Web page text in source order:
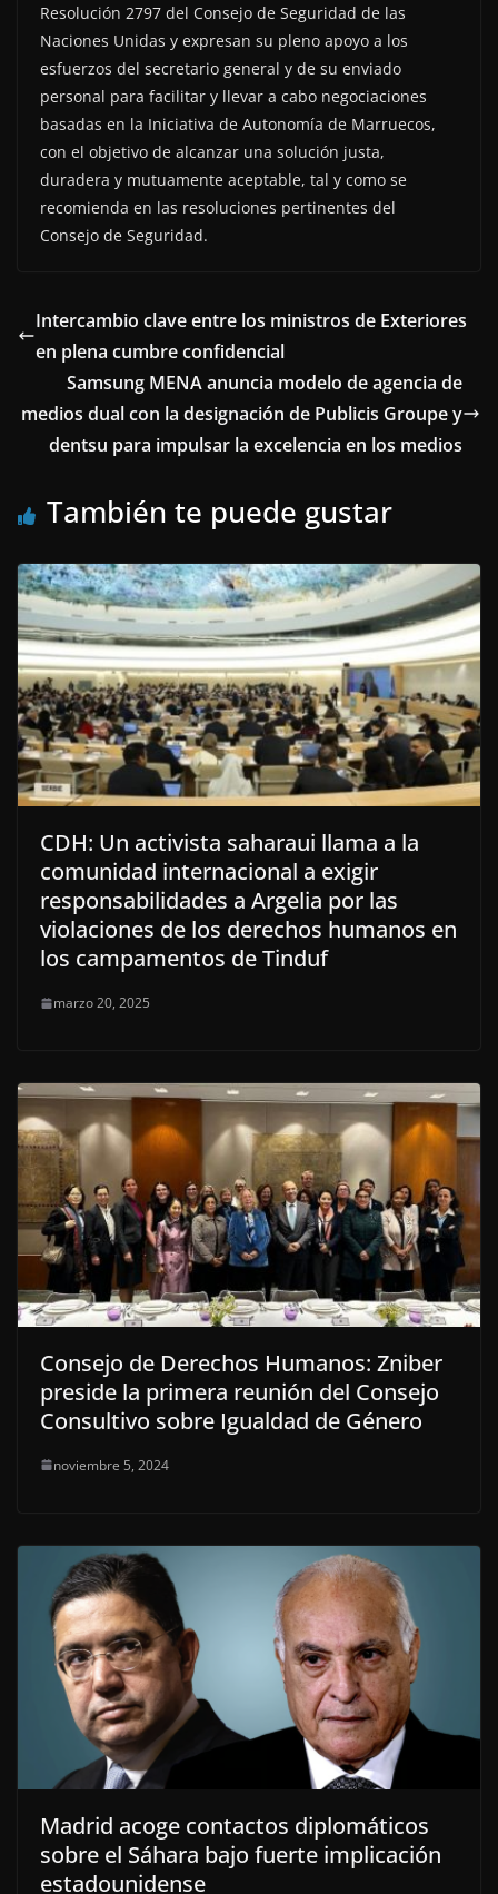
Resolución 2797 del Consejo de Seguridad de las
Naciones Unidas y expresan su pleno apoyo a los
esfuerzos del secretario general y de su enviado
personal para facilitar y llevar a cabo negociaciones
basadas en la Iniciativa de Autonomía de Marruecos,
con el objetivo de alcanzar una solución justa,
duradera y mutuamente aceptable, tal y como se
recomienda en las resoluciones pertinentes del
Consejo de Seguridad.
Intercambio clave entre los ministros de Exteriores
en plena cumbre confidencial
Samsung MENA anuncia modelo de agencia de
medios dual con la designación de Publicis Groupe y
dentsu para impulsar la excelencia en los medios
También te puede gustar
CDH: Un activista saharaui llama a la
comunidad internacional a exigir
responsabilidades a Argelia por las
violaciones de los derechos humanos en
los campamentos de Tinduf
marzo 20, 2025
Consejo de Derechos Humanos: Zniber
preside la primera reunión del Consejo
Consultivo sobre Igualdad de Género
noviembre 5, 2024
Madrid acoge contactos diplomáticos
sobre el Sáhara bajo fuerte implicación
estadounidense